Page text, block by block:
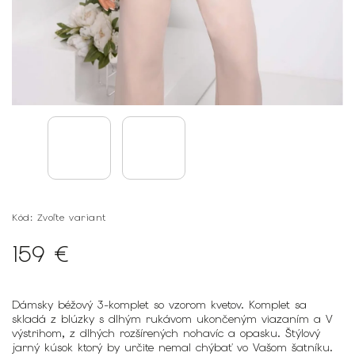
Kód: Zvoľte variant
159 €
Dámsky béžový 3-komplet so vzorom kvetov. Komplet sa
skladá z blúzky s dlhým rukávom ukončeným viazaním a V
výstrihom, z dlhých rozšírených nohavíc a opasku. Štýlový
jarný kúsok ktorý by určite nemal chýbať vo Vašom šatníku.